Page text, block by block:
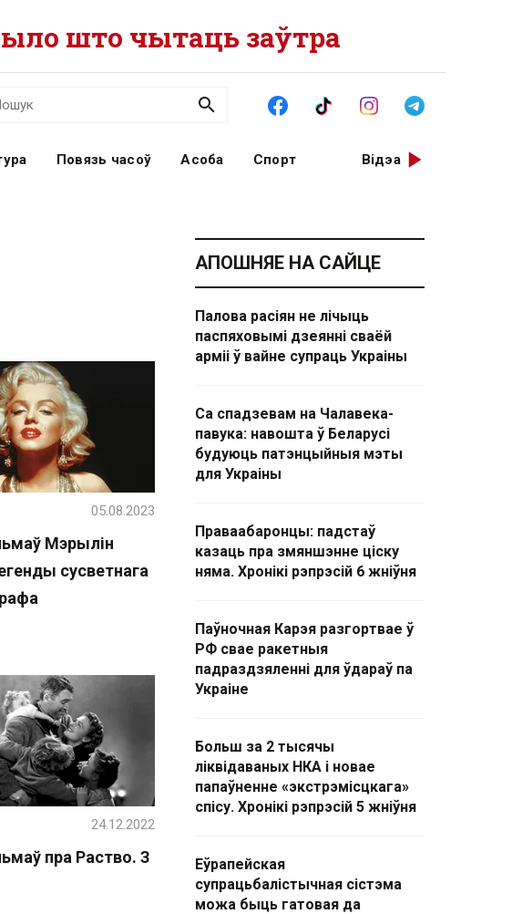
што чытаць заўтра
Повязь часоў Асоба Спорт Відэа
Мэрылін
сусветнага
05.08.2023
пра Раство. З
24.12.2022
АПОШНЯЕ НА САЙЦЕ
Палова расіян не лічыць
паспяховымі дзеянні сваёй
арміі ў вайне супраць Украіны
Са спадзевам на Чалавека-
павука: навошта ў Беларусі
будуюць патэнцыйныя мэты
для Украіны
Праваабаронцы: падстаў
казаць пра змяншэнне ціску
няма. Хронікі рэпрэсій 6 жніўня
Паўночная Карэя разгортвае ў
РФ свае ракетныя
падраздзяленні для ўдараў па
Украіне
Больш за 2 тысячы
ліквідаваных НКА і новае
папаўненне «экстрэмісцкага»
спісу. Хронікі рэпрэсій 5 жніўня
Еўрапейская
супрацьбалістычная сістэма
можа быць гатовая да